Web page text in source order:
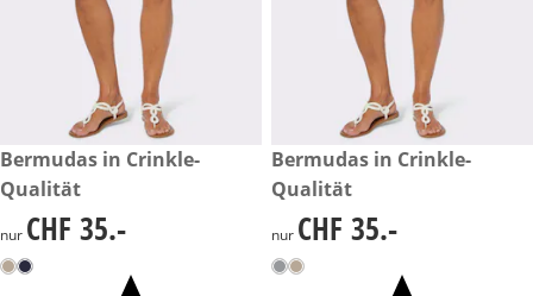
CHF 35.-
Bermudas in Crinkle-
Qualität
CHF 35.-
nur CHF 35.-
CHF 35.-
Bermudas in Crinkle-
Qualität
CHF 35.-
nur CHF 35.-